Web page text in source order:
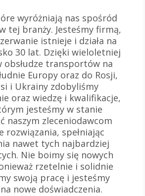
wyróżniają nas spośród
tej branży. Jesteśmy firmą,
istnieje i działa na
30 lat. Dzięki wieloletniej
obsłudze transportów na
Europy oraz do Rosji,
i Ukrainy zdobyliśmy
oraz wiedzę i kwalifikacje,
jesteśmy w stanie
naszym zleceniodawcom
rozwiązania, spełniając
nawet tych najbardziej
Nie boimy się nowych
rzetelnie i solidnie
swoją pracę i jesteśmy
nowe doświadczenia.